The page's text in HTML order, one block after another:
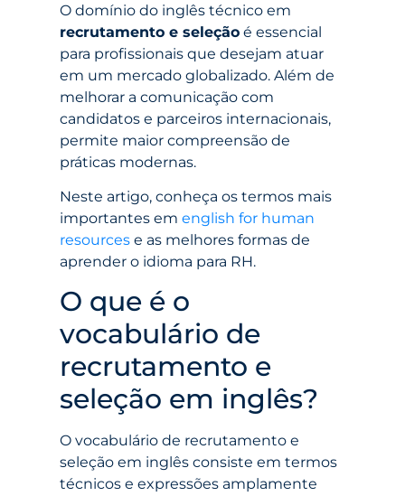
O domínio do inglês técnico em
recrutamento e seleção é essencial
para profissionais que desejam atuar
em um mercado globalizado. Além de
melhorar a comunicação com
candidatos e parceiros internacionais,
permite maior compreensão de
práticas modernas.
Neste artigo, conheça os termos mais
importantes em english for human
resources e as melhores formas de
aprender o idioma para RH.
O que é o
vocabulário de
recrutamento e
seleção em inglês?
O vocabulário de recrutamento e
seleção em inglês consiste em termos
técnicos e expressões amplamente